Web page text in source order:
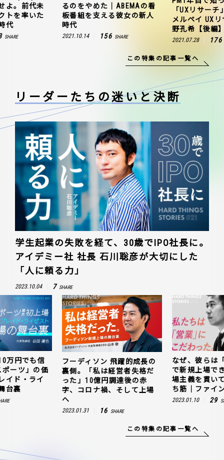
よ。前代未
トを率いた
代
SHARE
るのをやめた｜ABEMAの看
板番組を支える彼女の新人
時代
2021.10.14 156 SHARE
「UXリサー
メルペイ UX
野孔希【後編
2021.07.28 176
この特集の記事一覧へ
リーダーたちの迷いと決断
学生起業の失敗を経て、30歳でIPO社長に。
アイデミー社 社長 石川聡彦が大切にした
「人に頼る力」
2023.10.04 7 SHARE
万円でも信
ーツ」の価
イド・ライ
台裏
フーディソン 飛躍的成長の
裏側。「私は経営者失格だ
った」10億円調達後の赤
字、コロナ禍、そして上場
へ
2023.01.31 16 SHARE
なぜ、彼らは
で新規上場で
場主義を貫い
ち筋｜ファイ
2023.01.10 29
この特集の記事一覧へ